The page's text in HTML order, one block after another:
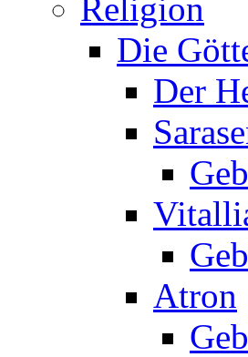
Religion
Die
Der
Atron